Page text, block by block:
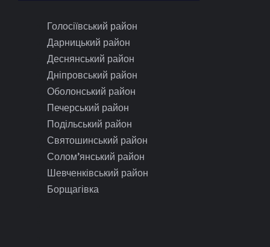
Голосіївський район
Дарницький район
Деснянський район
Дніпровський район
Оболонський район
Печерський район
Подільський район
Святошинський район
Солом’янський район
Шевченківський район
Борщагівка